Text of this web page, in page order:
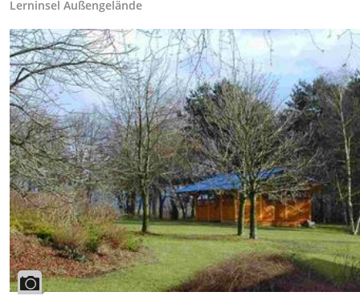
Lerninsel Außengelände